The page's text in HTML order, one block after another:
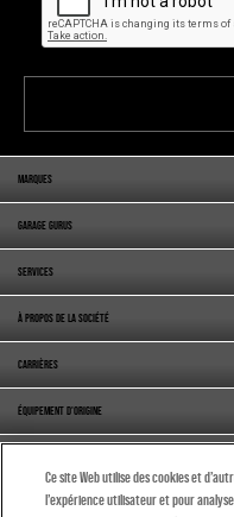
MARQUES
GARAGE GURUS
SERVICES
À PROPOS DE LA SOCIÉTÉ
CARRIÈRES
ÉQUIPEMENT D'ORIGINE
(FRANÇAIS)
Ce site Web utilise des cookies et
l’expérience utilisateur et pour